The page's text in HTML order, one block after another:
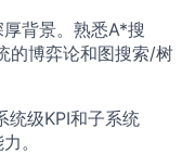
背景。熟悉A*搜
的博弈论和图搜索/树
统级KPI和子系统
。